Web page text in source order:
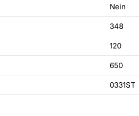
Nein
348
120
650
0331ST